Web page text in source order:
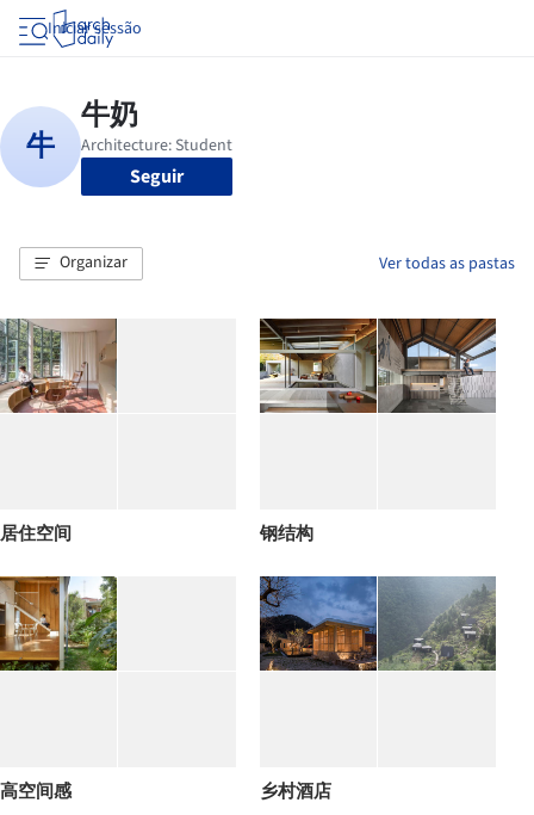
Iniciar sessão
Seguir
Organizar Ver todas as pastas
居住空间 钢结构
高空间感 乡村酒店